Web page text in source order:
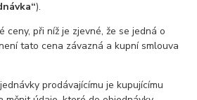
).
ceny, při níž je zjevné, že se jedná o
tato cena závazná a kupní smlouva
prodávajícímu je kupujícímu